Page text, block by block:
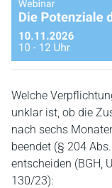
Welche
unklar ist, ob die
nach sechs
beendet (§ 204
entscheiden (BGH,
130/23):